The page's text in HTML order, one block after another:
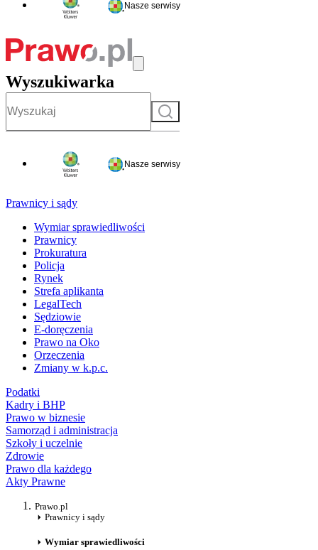
Nasze serwisy
Wyszukiwarka
Szukaj
Nasze serwisy
Prawnicy i sądy
Wymiar sprawiedliwości
Prawnicy
Prokuratura
Policja
Rynek
Strefa aplikanta
LegalTech
Sędziowie
E-doręczenia
Prawo na Oko
Orzeczenia
Zmiany w k.p.c.
Podatki
Kadry i BHP
Prawo w biznesie
Samorząd i administracja
Szkoły i uczelnie
Zdrowie
Prawo dla każdego
Akty Prawne
Prawo.pl
Prawnicy i sądy
Wymiar sprawiedliwości